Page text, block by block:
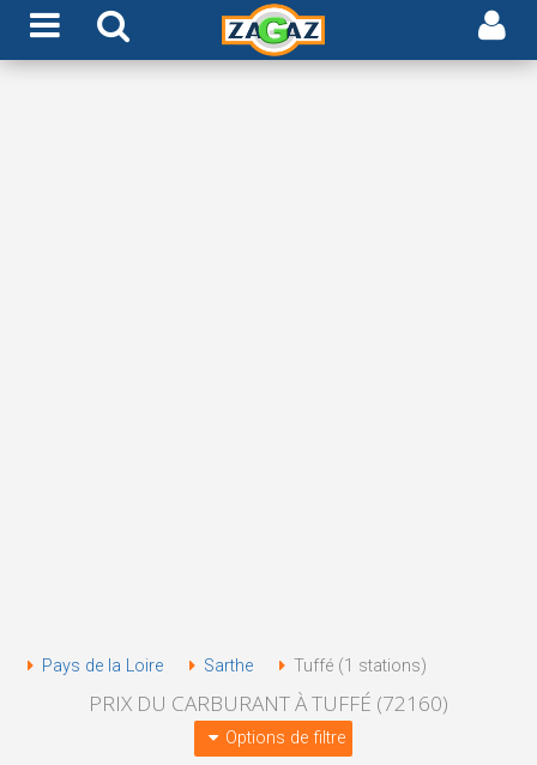
Pays de la Loire Sarthe Tuffé (1 stations)
PRIX DU CARBURANT À TUFFÉ (72160)
Options de filtre